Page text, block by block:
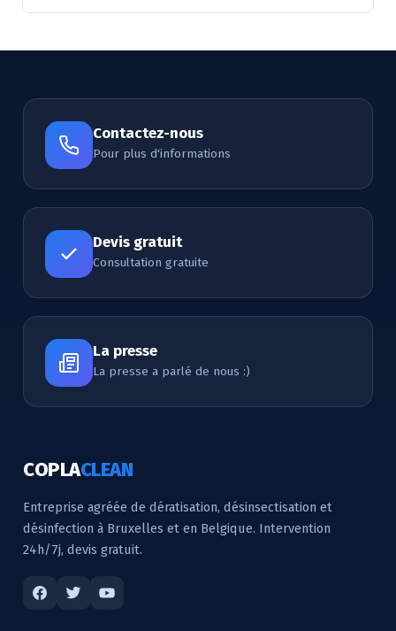
Contactez-nous
Pour plus d'informations
Devis gratuit
Consultation gratuite
La presse
La presse a parlé de nous :)
COPLACLEAN
Entreprise agréée de dératisation, désinsectisation et
désinfection à Bruxelles et en Belgique. Intervention
24h/7j, devis gratuit.